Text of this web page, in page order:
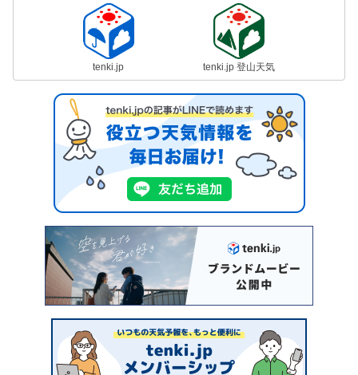
tenki.jp tenki.jp 登山天気